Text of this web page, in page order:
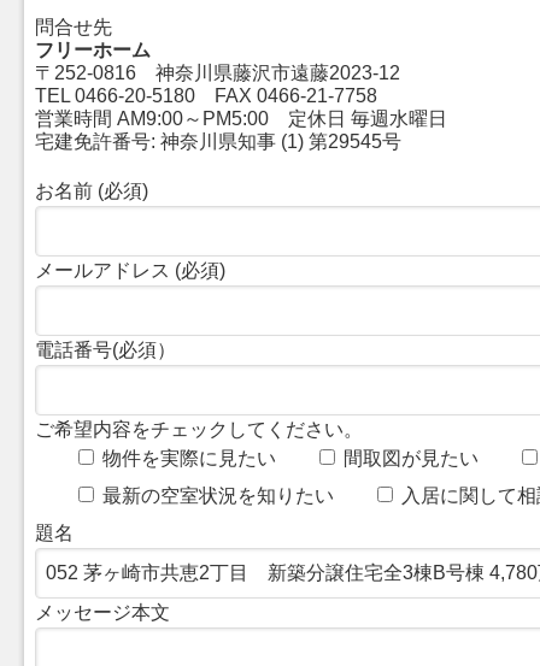
問合せ先
フリーホーム
〒252-0816 神奈川県藤沢市遠藤2023-12
TEL 0466-20-5180 FAX 0466-21-7758
営業時間 AM9:00～PM5:00 定休日 毎週水曜日
宅建免許番号: 神奈川県知事 (1) 第29545号
お名前 (必須)
メールアドレス (必須)
電話番号(必須）
ご希望内容をチェックしてください。
物件を実際に見たい
間取図が見たい
最新の空室状況を知りたい
入居に関して
題名
メッセージ本文